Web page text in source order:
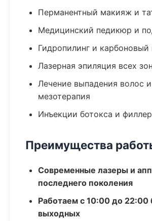
Перманентный макияж и
Медицинский педикюр и
Гидропилинг и карбоновый
Лазерная эпиляция всех зон
Лечение выпадения волос и
мезотерапия
Инъекции ботокса и
Преимущества
Современные лазеры и
последнего поколения
Работаем с 10:00 до 22:00
выходных